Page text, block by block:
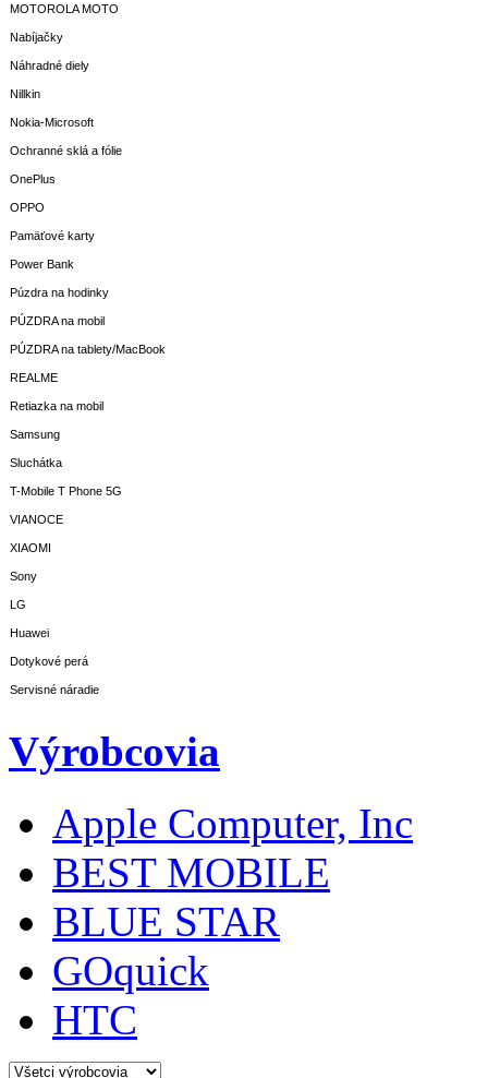
MOTOROLA MOTO
Nabíjačky
Náhradné diely
Nillkin
Nokia-Microsoft
Ochranné sklá a fólie
OnePlus
OPPO
Pamäťové karty
Power Bank
Púzdra na hodinky
PÚZDRA na mobil
PÚZDRA na tablety/MacBook
REALME
Retiazka na mobil
Samsung
Sluchátka
T-Mobile T Phone 5G
VIANOCE
XIAOMI
Sony
LG
Huawei
Dotykové perá
Servisné náradie
Výrobcovia
Apple Computer, Inc
BEST MOBILE
BLUE STAR
GOquick
HTC